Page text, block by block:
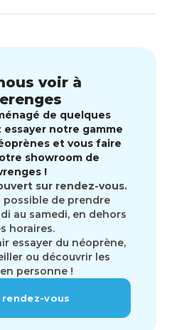
voir à
de quelques
notre gamme
et vous faire
showroom de
!
sur rendez-vous.
possible de prendre
au samedi, en dehors
horaires.
essayer du néoprène,
ou découvrir les
personne !
vous